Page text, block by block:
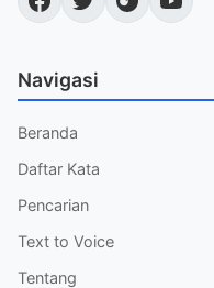
Navigasi
Beranda
Daftar Kata
Pencarian
Text to Voice
Tentang